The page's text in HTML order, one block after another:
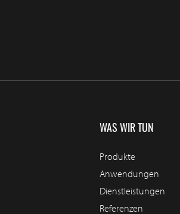
WAS WIR TUN
Produkte
Anwendungen
Dienstleistungen
Referenzen